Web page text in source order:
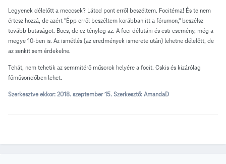
Legyenek délelőtt a meccsek? Látod pont erről beszéltem. Focitéma! És te nem
értesz hozzá, de azért "Épp erről beszéltem korábban itt a fórumon," beszélsz
tovább butaságot. Bocs, de ez tényleg az. A foci délutáni és esti esemény, még a
megye 10-ben is. Az ismétlés (az eredmények ismerete után) lehetne délelőtt, de
az senkit sem érdekelne.
Tehát, nem tehetik az semmitérő műsorok helyére a focit. Cskis és kizárólag
főműsoridőben lehet.
Szerkesztve ekkor: 2018. szeptember 15. Szerkesztő: AmandaD